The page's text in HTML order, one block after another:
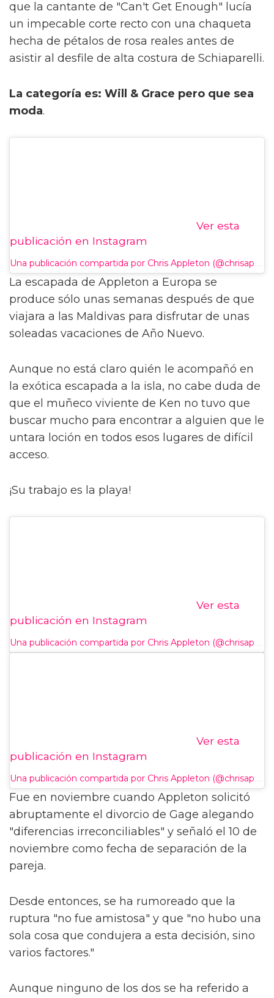
que la cantante de "Can't Get Enough" lucía
un impecable corte recto con una chaqueta
hecha de pétalos de rosa reales antes de
asistir al desfile de alta costura de Schiaparelli.
La categoría es: Will & Grace pero que sea
moda.
Ver esta
publicación en Instagram
La escapada de Appleton a Europa se
produce sólo unas semanas después de que
viajara a las Maldivas para disfrutar de unas
soleadas vacaciones de Año Nuevo.
Aunque no está claro quién le acompañó en
la exótica escapada a la isla, no cabe duda de
que el muñeco viviente de Ken no tuvo que
buscar mucho para encontrar a alguien que le
untara loción en todos esos lugares de difícil
acceso.
¡Su trabajo es la playa!
Ver esta
publicación en Instagram
Ver esta
publicación en Instagram
Fue en noviembre cuando Appleton solicitó
abruptamente el divorcio de Gage alegando
"diferencias irreconciliables" y señaló el 10 de
noviembre como fecha de separación de la
pareja.
Desde entonces, se ha rumoreado que la
ruptura "no fue amistosa" y que "no hubo una
sola cosa que condujera a esta decisión, sino
varios factores."
Aunque ninguno de los dos se ha referido a